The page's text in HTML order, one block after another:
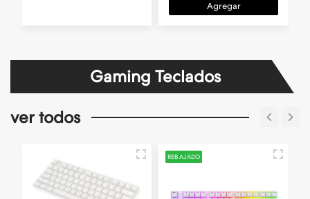
Agregar
Gaming Teclados
ver todos
REBAJADO